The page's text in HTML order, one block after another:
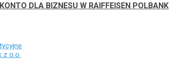
DLA BIZNESU W RAIFFEISEN POLBANK
z o.o.